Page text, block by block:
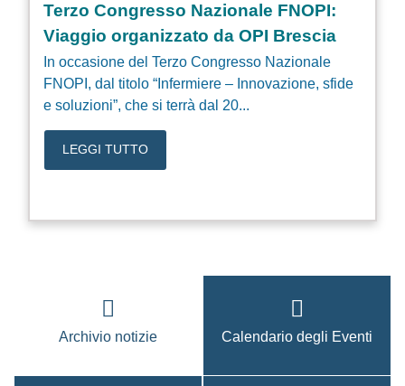
Terzo Congresso Nazionale FNOPI:
Viaggio organizzato da OPI Brescia
In occasione del Terzo Congresso Nazionale
FNOPI, dal titolo “Infermiere – Innovazione, sfide
e soluzioni”, che si terrà dal 20...
LEGGI TUTTO
Archivio notizie Calendario degli Eventi